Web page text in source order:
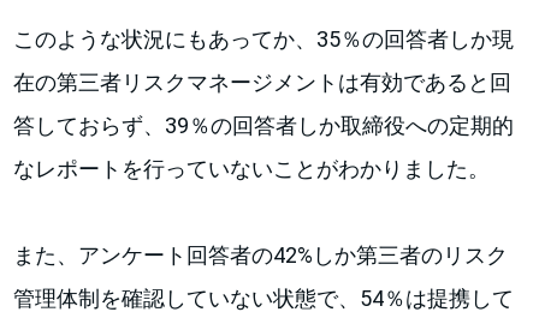
このような状況にもあってか、35％の回答者しか現
在の第三者リスクマネージメントは有効であると回
答しておらず、39％の回答者しか取締役への定期的
なレポートを行っていないことがわかりました。
また、アンケート回答者の42%しか第三者のリスク
管理体制を確認していない状態で、54％は提携して